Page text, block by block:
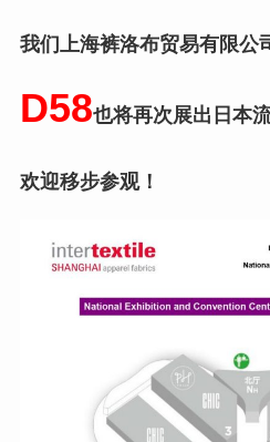
我们上海裤洛布贸易有限公
D58也将再次展出日本
欢迎移步参观！